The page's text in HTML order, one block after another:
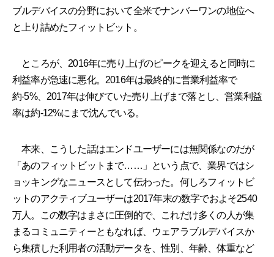
ブルデバイスの分野において全米でナンバーワンの地位へ
と上り詰めたフィットビット。
ところが、2016年に売り上げのピークを迎えると同時に
利益率が急速に悪化。2016年は最終的に営業利益率で
約-5%、2017年は伸びていた売り上げまで落とし、営業利益
率は約-12%にまで沈んでいる。
本来、こうした話はエンドユーザーには無関係なのだが
「あのフィットビットまで……」という点で、業界ではシ
ョッキングなニュースとして伝わった。何しろフィットビ
ットのアクティブユーザーは2017年末の数字でおよそ2540
万人。この数字はまさに圧倒的で、これだけ多くの人が集
まるコミュニティーともなれば、ウェアラブルデバイスか
ら集積した利用者の活動データを、性別、年齢、体重など